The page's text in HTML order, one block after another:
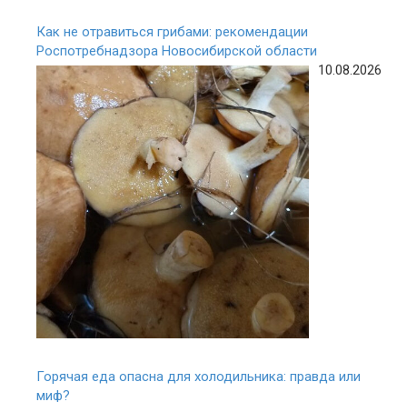
Как не отравиться грибами: рекомендации
Роспотребнадзора Новосибирской области
10.08.2026
Горячая еда опасна для холодильника: правда или
миф?